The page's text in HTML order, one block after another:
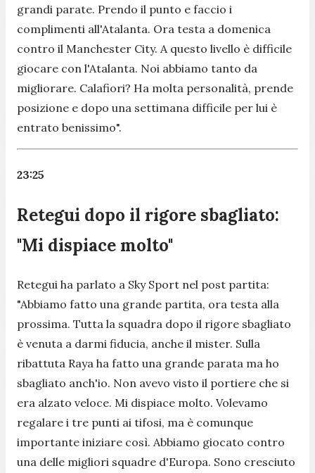
grandi parate. Prendo il punto e faccio i
complimenti all'Atalanta. Ora testa a domenica
contro il Manchester City. A questo livello è difficile
giocare con l'Atalanta. Noi abbiamo tanto da
migliorare. Calafiori? Ha molta personalità, prende
posizione e dopo una settimana difficile per lui è
entrato benissimo".
23:25
Retegui dopo il rigore sbagliato:
"Mi dispiace molto"
Retegui ha parlato a Sky Sport nel post partita:
"Abbiamo fatto una grande partita, ora testa alla
prossima. Tutta la squadra dopo il rigore sbagliato
è venuta a darmi fiducia, anche il mister. Sulla
ribattuta Raya ha fatto una grande parata ma ho
sbagliato anch'io. Non avevo visto il portiere che si
era alzato veloce. Mi dispiace molto. Volevamo
regalare i tre punti ai tifosi, ma è comunque
importante iniziare così. Abbiamo giocato contro
una delle migliori squadre d'Europa. Sono cresciuto